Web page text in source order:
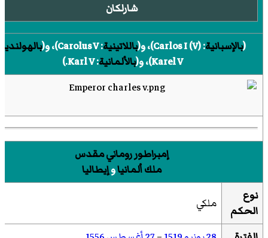
شارلكان
(بالإسبانية:
Carlos I (V))‏، و(باللاتينية:
Carolus V)‏، و(بالهولندية
Karel V)‏، و(بالألمانية:
Karl V.
)‏
إمبراطور روماني مقدس
ملك ألمانياوإيطاليا
نوع
الحكم
ملكي